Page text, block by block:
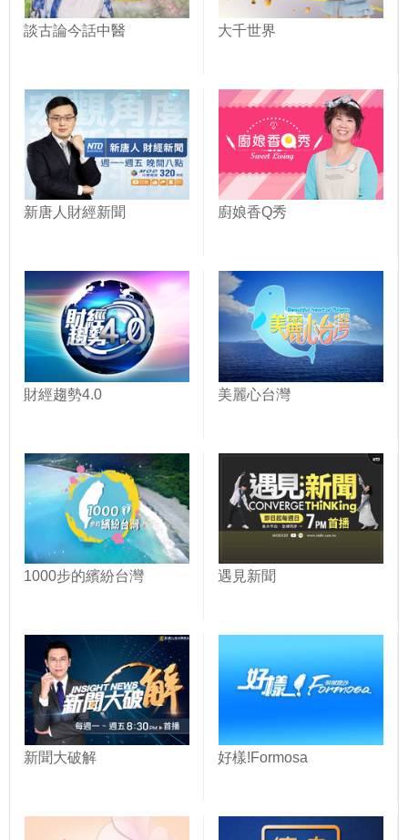
談古論今話中醫 大千世界
新唐人財經新聞 廚娘香Q秀
財經趨勢4.0 美麗心台灣
1000步的繽紛台灣 遇見新聞
新聞大破解 好樣!Formosa